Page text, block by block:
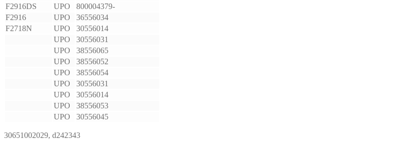
F2916DS
UPO
800004379-
F2916
UPO
36556034
F2718N
UPO
30556014
UPO
30556031
UPO
38556065
UPO
38556052
UPO
38556054
UPO
30556031
UPO
30556014
UPO
38556053
UPO
30556045
30651002029, d242343